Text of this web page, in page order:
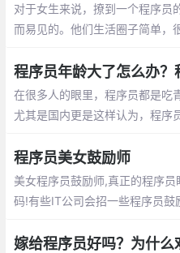
对于女生来说，撩到一个程序员
而易见的。他们生活圈子简单，
码的路上。这篇文章告诉你怎么
在很多人的眼里，程序员都是吃
尤其是国内更是这样认为，程序
担心以后的出路了。那么未来大
出路在哪呢？
程序员美女鼓励师
美女程序员鼓励师,真正的程序员
码!有些IT公司会招一些程序员鼓
程序员鼓励师的作用，她们总是
嫁给程序员好吗？为什么